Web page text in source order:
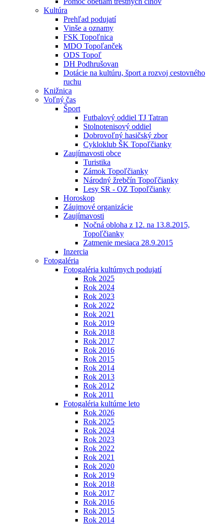
Kultúra
Prehľad podujatí
Vinše a oznamy
FSK Topoľnica
MDO Topoľanček
ODS Topoľ
DH Podhrušovan
Dotácie na kultúru, šport a rozvoj cestovného
ruchu
Knižnica
Voľný čas
Šport
Futbalový oddiel TJ Tatran
Stolnotenisový oddiel
Dobrovoľný hasičský zbor
Cykloklub ŠK Topoľčianky
Zaujímavosti obce
Turistika
Zámok Topoľčianky
Národný žrebčín Topoľčianky
Lesy SR - OZ Topoľčianky
Horoskop
Záujmové organizácie
Zaujímavosti
Nočná obloha z 12. na 13.8.2015,
Topoľčianky
Zatmenie mesiaca 28.9.2015
Inzercia
Fotogaléria
Fotogaléria kultúrnych podujatí
Rok 2025
Rok 2024
Rok 2023
Rok 2022
Rok 2021
Rok 2019
Rok 2018
Rok 2017
Rok 2016
Rok 2015
Rok 2014
Rok 2013
Rok 2012
Rok 2011
Fotogaléria kultúrne leto
Rok 2026
Rok 2025
Rok 2024
Rok 2023
Rok 2022
Rok 2021
Rok 2020
Rok 2019
Rok 2018
Rok 2017
Rok 2016
Rok 2015
Rok 2014